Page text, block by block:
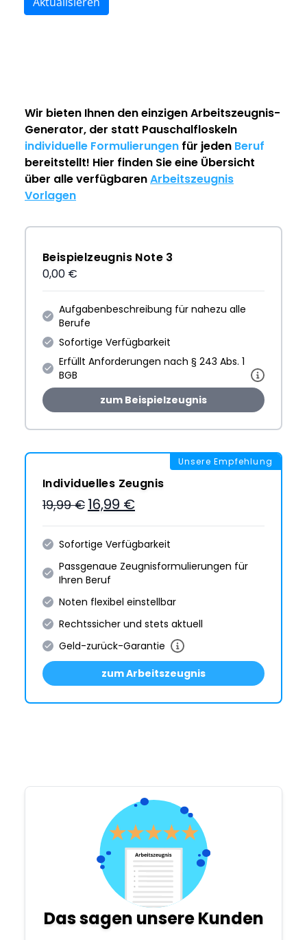
Wir bieten Ihnen den einzigenArbeitszeugnis-
Generator, der statt Pauschalfloskeln
individuelle Formulierungen für jeden Beruf
bereitstellt! Hier finden Sie eine Übersicht
über alle verfügbarenArbeitszeugnis
Vorlagen
Beispielzeugnis Note 3
0,00 €
Aufgabenbeschreibung für nahezu alle
Berufe
Sofortige Verfügbarkeit
Erfüllt Anforderungen nach § 243 Abs. 1
BGB
zum Beispielzeugnis
Unsere Empfehlung
Individuelles Zeugnis
19,99 € 16,99 €
Sofortige Verfügbarkeit
Passgenaue Zeugnis­formulie­rungen für
Ihren Beruf
Noten flexibel einstellbar
Rechtssicher und stets aktuell
Geld-zurück-Garantie
zum Arbeitszeugnis
Das sagen unsere Kunden